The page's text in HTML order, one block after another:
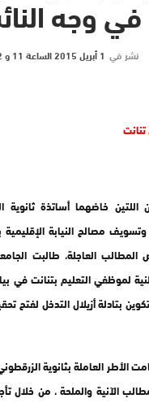
وجه
نشر في 1 أبريل 2015 الساعة 11 و 22 دقيقة
اللتين خاضهما أساتذة ثانوية
مصالح النيابة الإقليمية
المطالب العاجلة، طالبت
لموظفي التعليم بتنانت في
بتادلة أزيلال التدخل لفتح
الأطر العاملة بثانوية
الآنية والملحة ، من خلال